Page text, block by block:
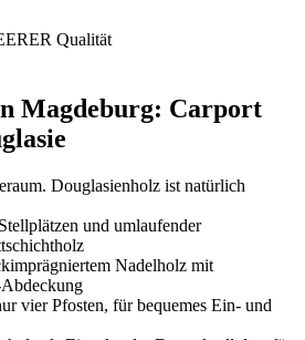
Magdeburg: Carport